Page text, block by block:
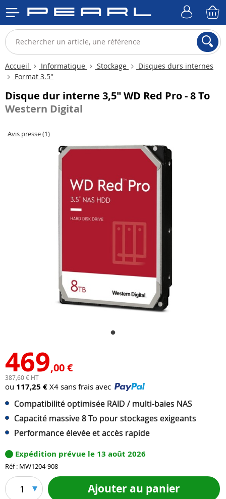
Accueil Informatique Stockage
Disques durs internes
Format 3.5''
Disque dur interne 3,5" WD Red Pro - 8 To
Western Digital
Avis presse (1)
469,00 €
387,60 € HT
ou 117,25 € X4 sans frais avec
Compatibilité optimisée RAID / multi-baies NAS
Capacité massive 8 To pour stockages exigeants
Performance élevée et accès rapide
Expédition prévue le 13 août 2026
Réf : MW1204-908
1 Ajouter au panier